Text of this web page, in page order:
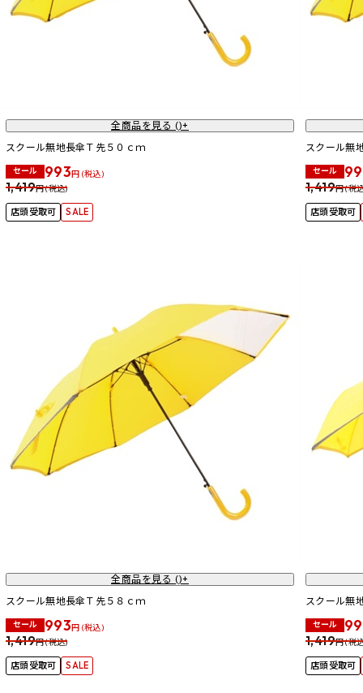
全商品を見る ()+
スクール無地長傘Ｔ先５０ｃｍ
セール 993円 (税込)
1,419円 (税込)
店頭受取可 SALE
スクール無
セール
1,419円 (税
店頭受取可
全商品を見る ()+
スクール無地長傘Ｔ先５８ｃｍ
セール 993円 (税込)
1,419円 (税込)
店頭受取可 SALE
スクール無
セール
1,419円 (税
店頭受取可